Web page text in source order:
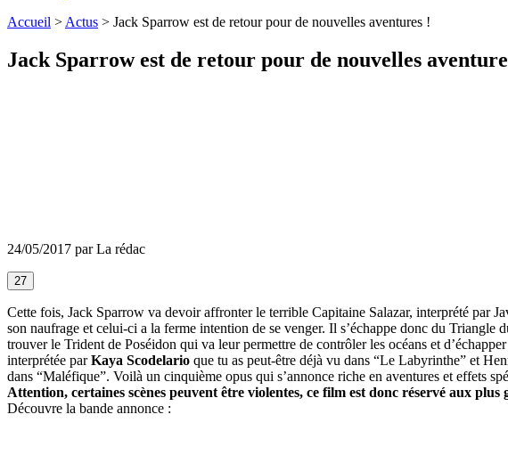
Accueil > Actus > Jack Sparrow est de retour pour de nouvelles aventures !
Jack Sparrow est de retour pour de nouvelles
24/05/2017 par La rédac
27
Cette fois, Jack Sparrow va devoir affronter le terrible Capitaine Salazar, interprété par
son naufrage et celui-ci a la ferme intention de se venger. Il s’échappe donc du Triangle
trouver le Trident de Poséidon qui va leur permettre de contrôler les océans et
interprétée parKaya Scodelario que tu as peut-être déjà vu dans “Le Labyrinthe” et
dans “Maléfique”. Voilà un cinquième opus qui s’annonce riche en aventures et effets
Attention, certaines scènes peuvent être violentes, ce film est donc réservé aux plus
Découvre la bande annonce :